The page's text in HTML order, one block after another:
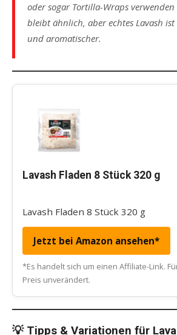
oder sogar Tortilla-Wraps verwenden
bleibt ähnlich, aber echtes Lavash ist
und aromatischer.
Lavash Fladen 8 Stück 320 g
Lavash Fladen 8 Stück 320 g
Jetzt bei Amazon ansehen*
*Es handelt sich um einen Affiliate-Link.
Preis unverändert.
💡 Tipps & Variationen für